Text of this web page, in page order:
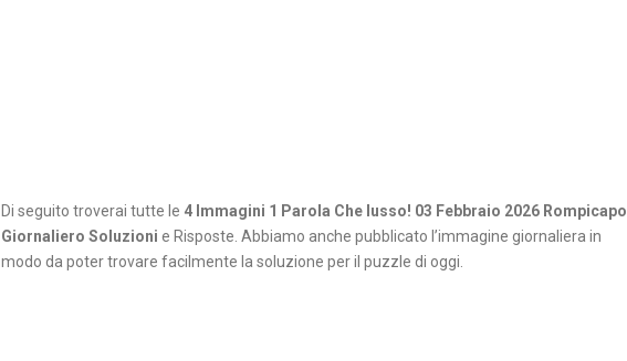
Di seguito troverai tutte le 4 Immagini 1 Parola Che lusso! 03 Febbraio 2026 Rompicapo
Giornaliero Soluzioni e Risposte. Abbiamo anche pubblicato l’immagine giornaliera in
modo da poter trovare facilmente la soluzione per il puzzle di oggi.